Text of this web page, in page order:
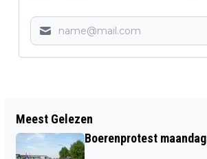
GROOTSTE NEDERLAAG
SEIZOEN
Meest Gelezen
Boerenprotest